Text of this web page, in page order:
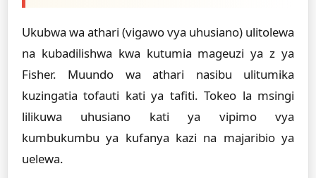
Ukubwa wa athari (vigawo vya uhusiano) ulitolewa
na kubadilishwa kwa kutumia mageuzi ya z ya
Fisher. Muundo wa athari nasibu ulitumika
kuzingatia tofauti kati ya tafiti. Tokeo la msingi
lilikuwa uhusiano kati ya vipimo vya
kumbukumbu ya kufanya kazi na majaribio ya
uelewa.